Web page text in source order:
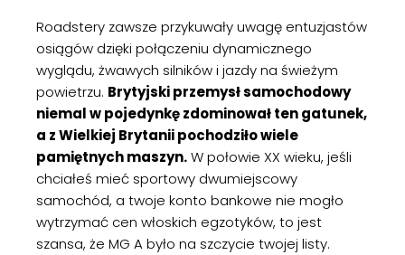
Roadstery zawsze przykuwały uwagę entuzjastów
osiągów dzięki połączeniu dynamicznego
wyglądu, żwawych silników i jazdy na świeżym
powietrzu. Brytyjski przemysł samochodowy
niemal w pojedynkę zdominował ten gatunek,
a z Wielkiej Brytanii pochodziło wiele
pamiętnych maszyn.W połowie XX wieku, jeśli
chciałeś mieć sportowy dwumiejscowy
samochód, a twoje konto bankowe nie mogło
wytrzymać cen włoskich egzotyków, to jest
szansa, że MG A było na szczycie twojej listy.